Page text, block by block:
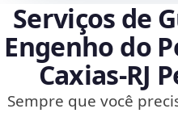
Serviços de
Engenho do
Caxias‑RJ
Sempre que você